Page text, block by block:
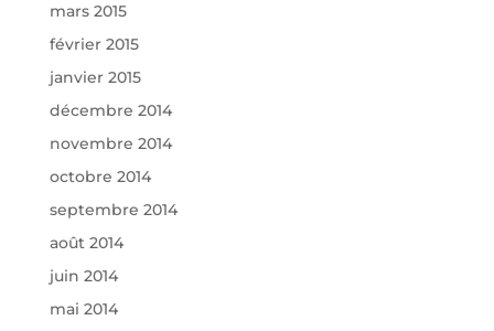
mars 2015
février 2015
janvier 2015
décembre 2014
novembre 2014
octobre 2014
septembre 2014
août 2014
juin 2014
mai 2014